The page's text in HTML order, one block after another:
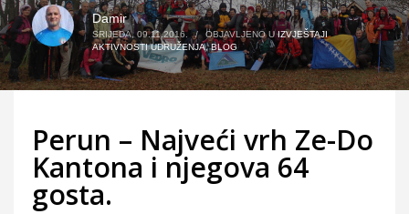
Damir
SRIJEDA, 09.11.2016. / OBJAVLJENO UIZVJEŠTAJI
AKTIVNOSTI UDRUŽENJA,BLOG
Perun – Najveći vrh Ze-Do
Kantona i njegova 64
gosta.